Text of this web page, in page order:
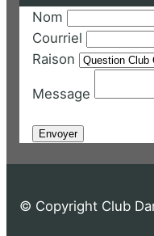
Nom
Courriel
Raison
Message
© Copyright Club